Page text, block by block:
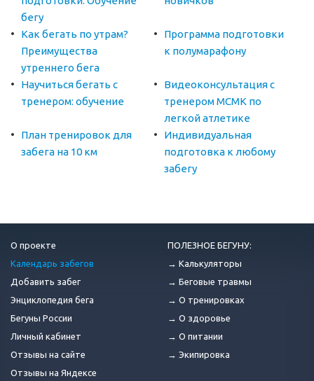
бегу
Как бегать по утрам?
Преимущества
утреннего бега
Программа подготовки
к полумарафону
Научиться бегать с
тренером: обучение
Видеоконсультация с
тренером МСМК по
легкой атлетике
План тренировок для
забега на 10 км
Индивидуальная
подготовка к любому
забегу
О проекте
Календарь забегов
Добавить забег
Энциклопедия бега
Бегуны России
Личный кабинет
Отзывы на сайте
Отзывы на Яндексе
ПОЛЕЗНОЕ БЕГУНУ:
→ Калькуляторы
→ Беговые травмы
→ О тренировках
→ О здоровье
→ О питании
→ Экипировка